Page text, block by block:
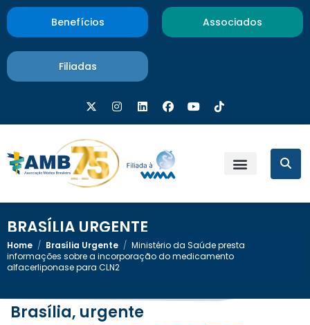
Benefícios Associados
Filiadas
BRASÍLIA URGENTE
Home / Brasília Urgente / Ministério da Saúde presta
informações sobre a incorporação do medicamento
alfacerliponase para CLN2
Brasília, urgente